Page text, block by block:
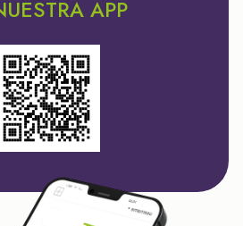
APP